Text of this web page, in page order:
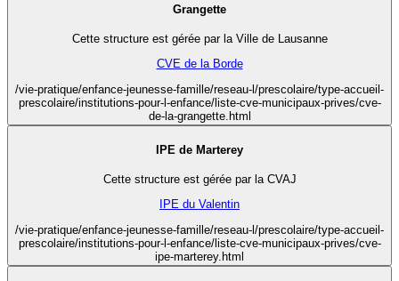
Grangette
Cette structure est gérée par la Ville de Lausanne
CVE de la Borde
/vie-pratique/enfance-jeunesse-famille/reseau-l/prescolaire/type-accueil-
prescolaire/institutions-pour-l-enfance/liste-cve-municipaux-prives/cve-
de-la-grangette.html
IPE de Marterey
Cette structure est gérée par la CVAJ
IPE du Valentin
/vie-pratique/enfance-jeunesse-famille/reseau-l/prescolaire/type-accueil-
prescolaire/institutions-pour-l-enfance/liste-cve-municipaux-prives/cve-
ipe-marterey.html